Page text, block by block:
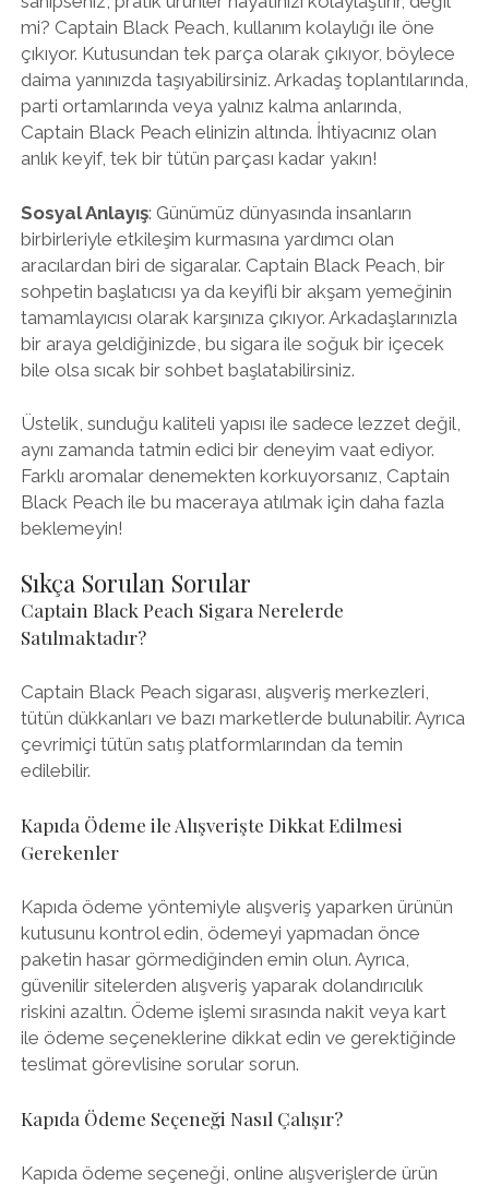
mi? Captain Black Peach, kullanım kolaylığı ile öne
çıkıyor. Kutusundan tek parça olarak çıkıyor, böylece
daima yanınızda taşıyabilirsiniz. Arkadaş toplantılarında,
parti ortamlarında veya yalnız kalma anlarında,
Captain Black Peach elinizin altında. İhtiyacınız olan
anlık keyif, tek bir tütün parçası kadar yakın!
Sosyal Anlayış: Günümüz dünyasında insanların
birbirleriyle etkileşim kurmasına yardımcı olan
aracılardan biri de sigaralar. Captain Black Peach, bir
sohpetin başlatıcısı ya da keyifli bir akşam yemeğinin
tamamlayıcısı olarak karşınıza çıkıyor. Arkadaşlarınızla
bir araya geldiğinizde, bu sigara ile soğuk bir içecek
bile olsa sıcak bir sohbet başlatabilirsiniz.
Üstelik, sunduğu kaliteli yapısı ile sadece lezzet değil,
aynı zamanda tatmin edici bir deneyim vaat ediyor.
Farklı aromalar denemekten korkuyorsanız, Captain
Black Peach ile bu maceraya atılmak için daha fazla
beklemeyin!
Sıkça Sorulan Sorular
Captain Black Peach Sigara Nerelerde
Satılmaktadır?
Captain Black Peach sigarası, alışveriş merkezleri,
tütün dükkanları ve bazı marketlerde bulunabilir. Ayrıca
çevrimiçi tütün satış platformlarından da temin
edilebilir.
Kapıda Ödeme ile Alışverişte Dikkat Edilmesi
Gerekenler
Kapıda ödeme yöntemiyle alışveriş yaparken ürünün
kutusunu kontrol edin, ödemeyi yapmadan önce
paketin hasar görmediğinden emin olun. Ayrıca,
güvenilir sitelerden alışveriş yaparak dolandırıcılık
riskini azaltın. Ödeme işlemi sırasında nakit veya kart
ile ödeme seçeneklerine dikkat edin ve gerektiğinde
teslimat görevlisine sorular sorun.
Kapıda Ödeme Seçeneği Nasıl Çalışır?
Kapıda ödeme seçeneği, online alışverişlerde ürün